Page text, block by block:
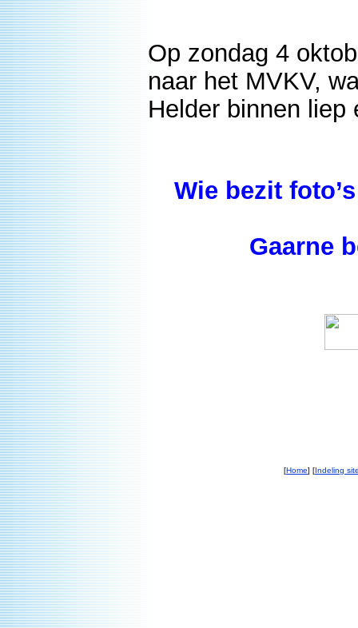
Op zondag 4
naar het MVKV,
Helder binnen liep
Wie bezit
Gaarne
[Home] [Indeling